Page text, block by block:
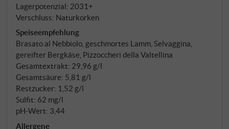
konzentrierte Most dieser angetrockneten Beeren
wird dem Hauptwein zugefügt – ein Hauch des
Sforzato-Prinzips (appassimento), genug um die
Tannine zu mildern und dunkle Fruchtnoten tiefer ins
Bouquet zu weben. Das Ergebnis ist ein Valtellina
Superiore mit der Frische und Reinheit der Berge –
und einer samtigen Zugänglichkeit, die ihn früher
genießbar macht.
Lagerpotenzial: 2031+
Verschluss: Naturkorken
Speiseempfehlung
Brasato al Nebbiolo, geschmortes Lamm, Selvaggina,
gereifter Bergkäse, Pizzoccheri della Valtellina
Gesamtextrakt: 29,96 g/l
Gesamtsäure: 5,81 g/l
Restzucker: 1,52 g/l
Sulfit: 62 mg/l
pH-Wert: 3,44
Allergene